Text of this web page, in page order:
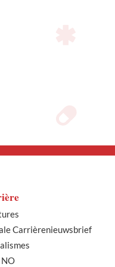
Carrièrenieuwsbrief